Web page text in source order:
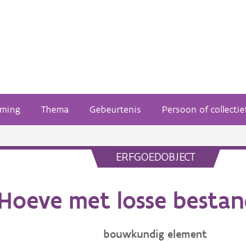
Thema Gebeurtenis Persoon of
ERFGOEDOBJECT
met losse
bouwkundig element